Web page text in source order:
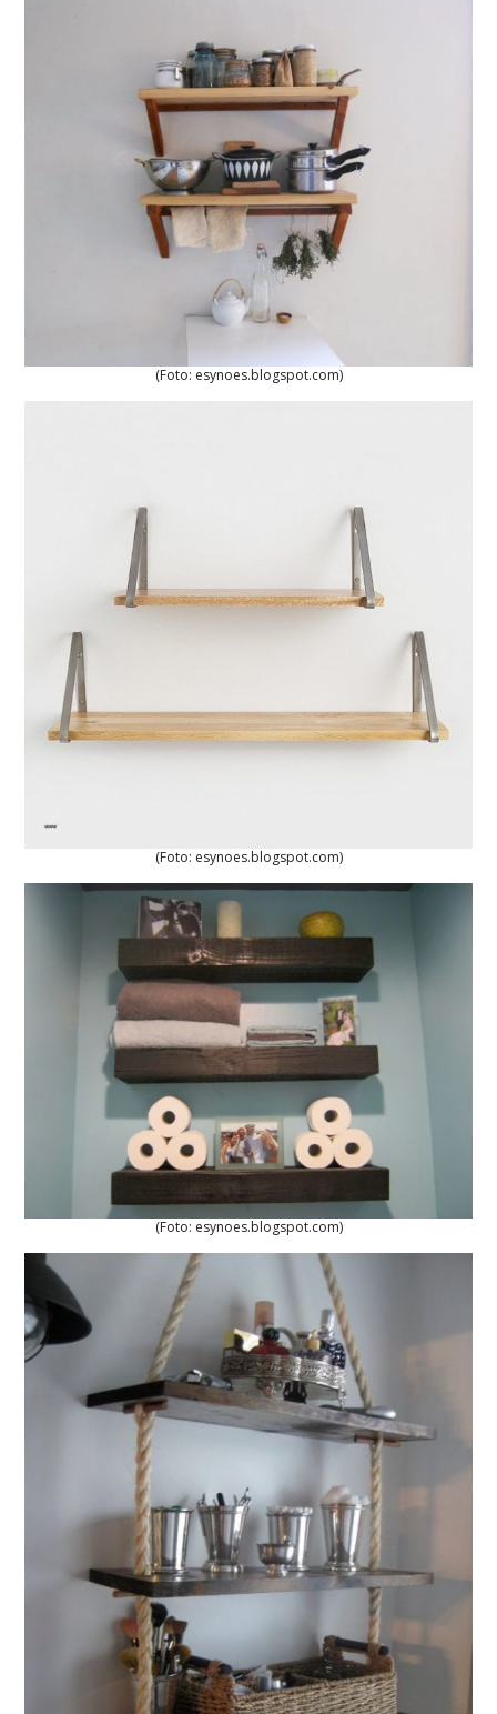
(Foto: esynoes.blogspot.com)
(Foto: esynoes.blogspot.com)
(Foto: esynoes.blogspot.com)